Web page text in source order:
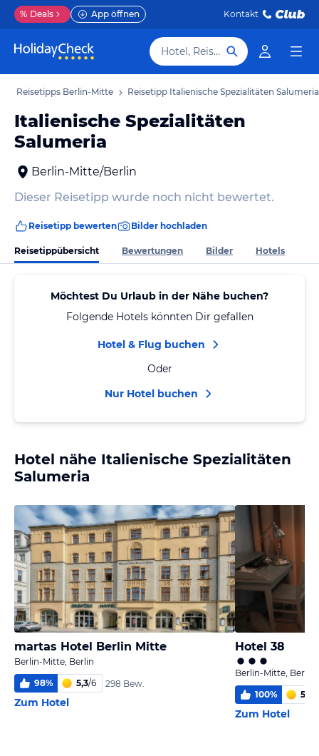
% Deals App öffnen Kontakt
Hotel, Reiseziel
Reisetipps Berlin-Mitte Reisetipp Italienische Spezialitäten Salumeria
Italienische Spezialitäten
Salumeria
Berlin-Mitte/Berlin
Dieser Reisetipp wurde noch nicht bewertet.
Reisetipp bewerten Bilder hochladen
Reisetippübersicht Bewertungen Bilder Hotels
Möchtest Du Urlaub in der Nähe buchen?
Folgende Hotels könnten Dir gefallen
Hotel & Flug buchen
Oder
Nur Hotel buchen
Hotel nähe Italienische Spezialitäten
Salumeria
martas Hotel Berlin Mitte
Berlin-Mitte, Berlin
98% 5,3/6 298 Bew.
Zum Hotel
Hotel 38
Berlin-Mitte, Berlin
100% 5,2
Zum Hotel